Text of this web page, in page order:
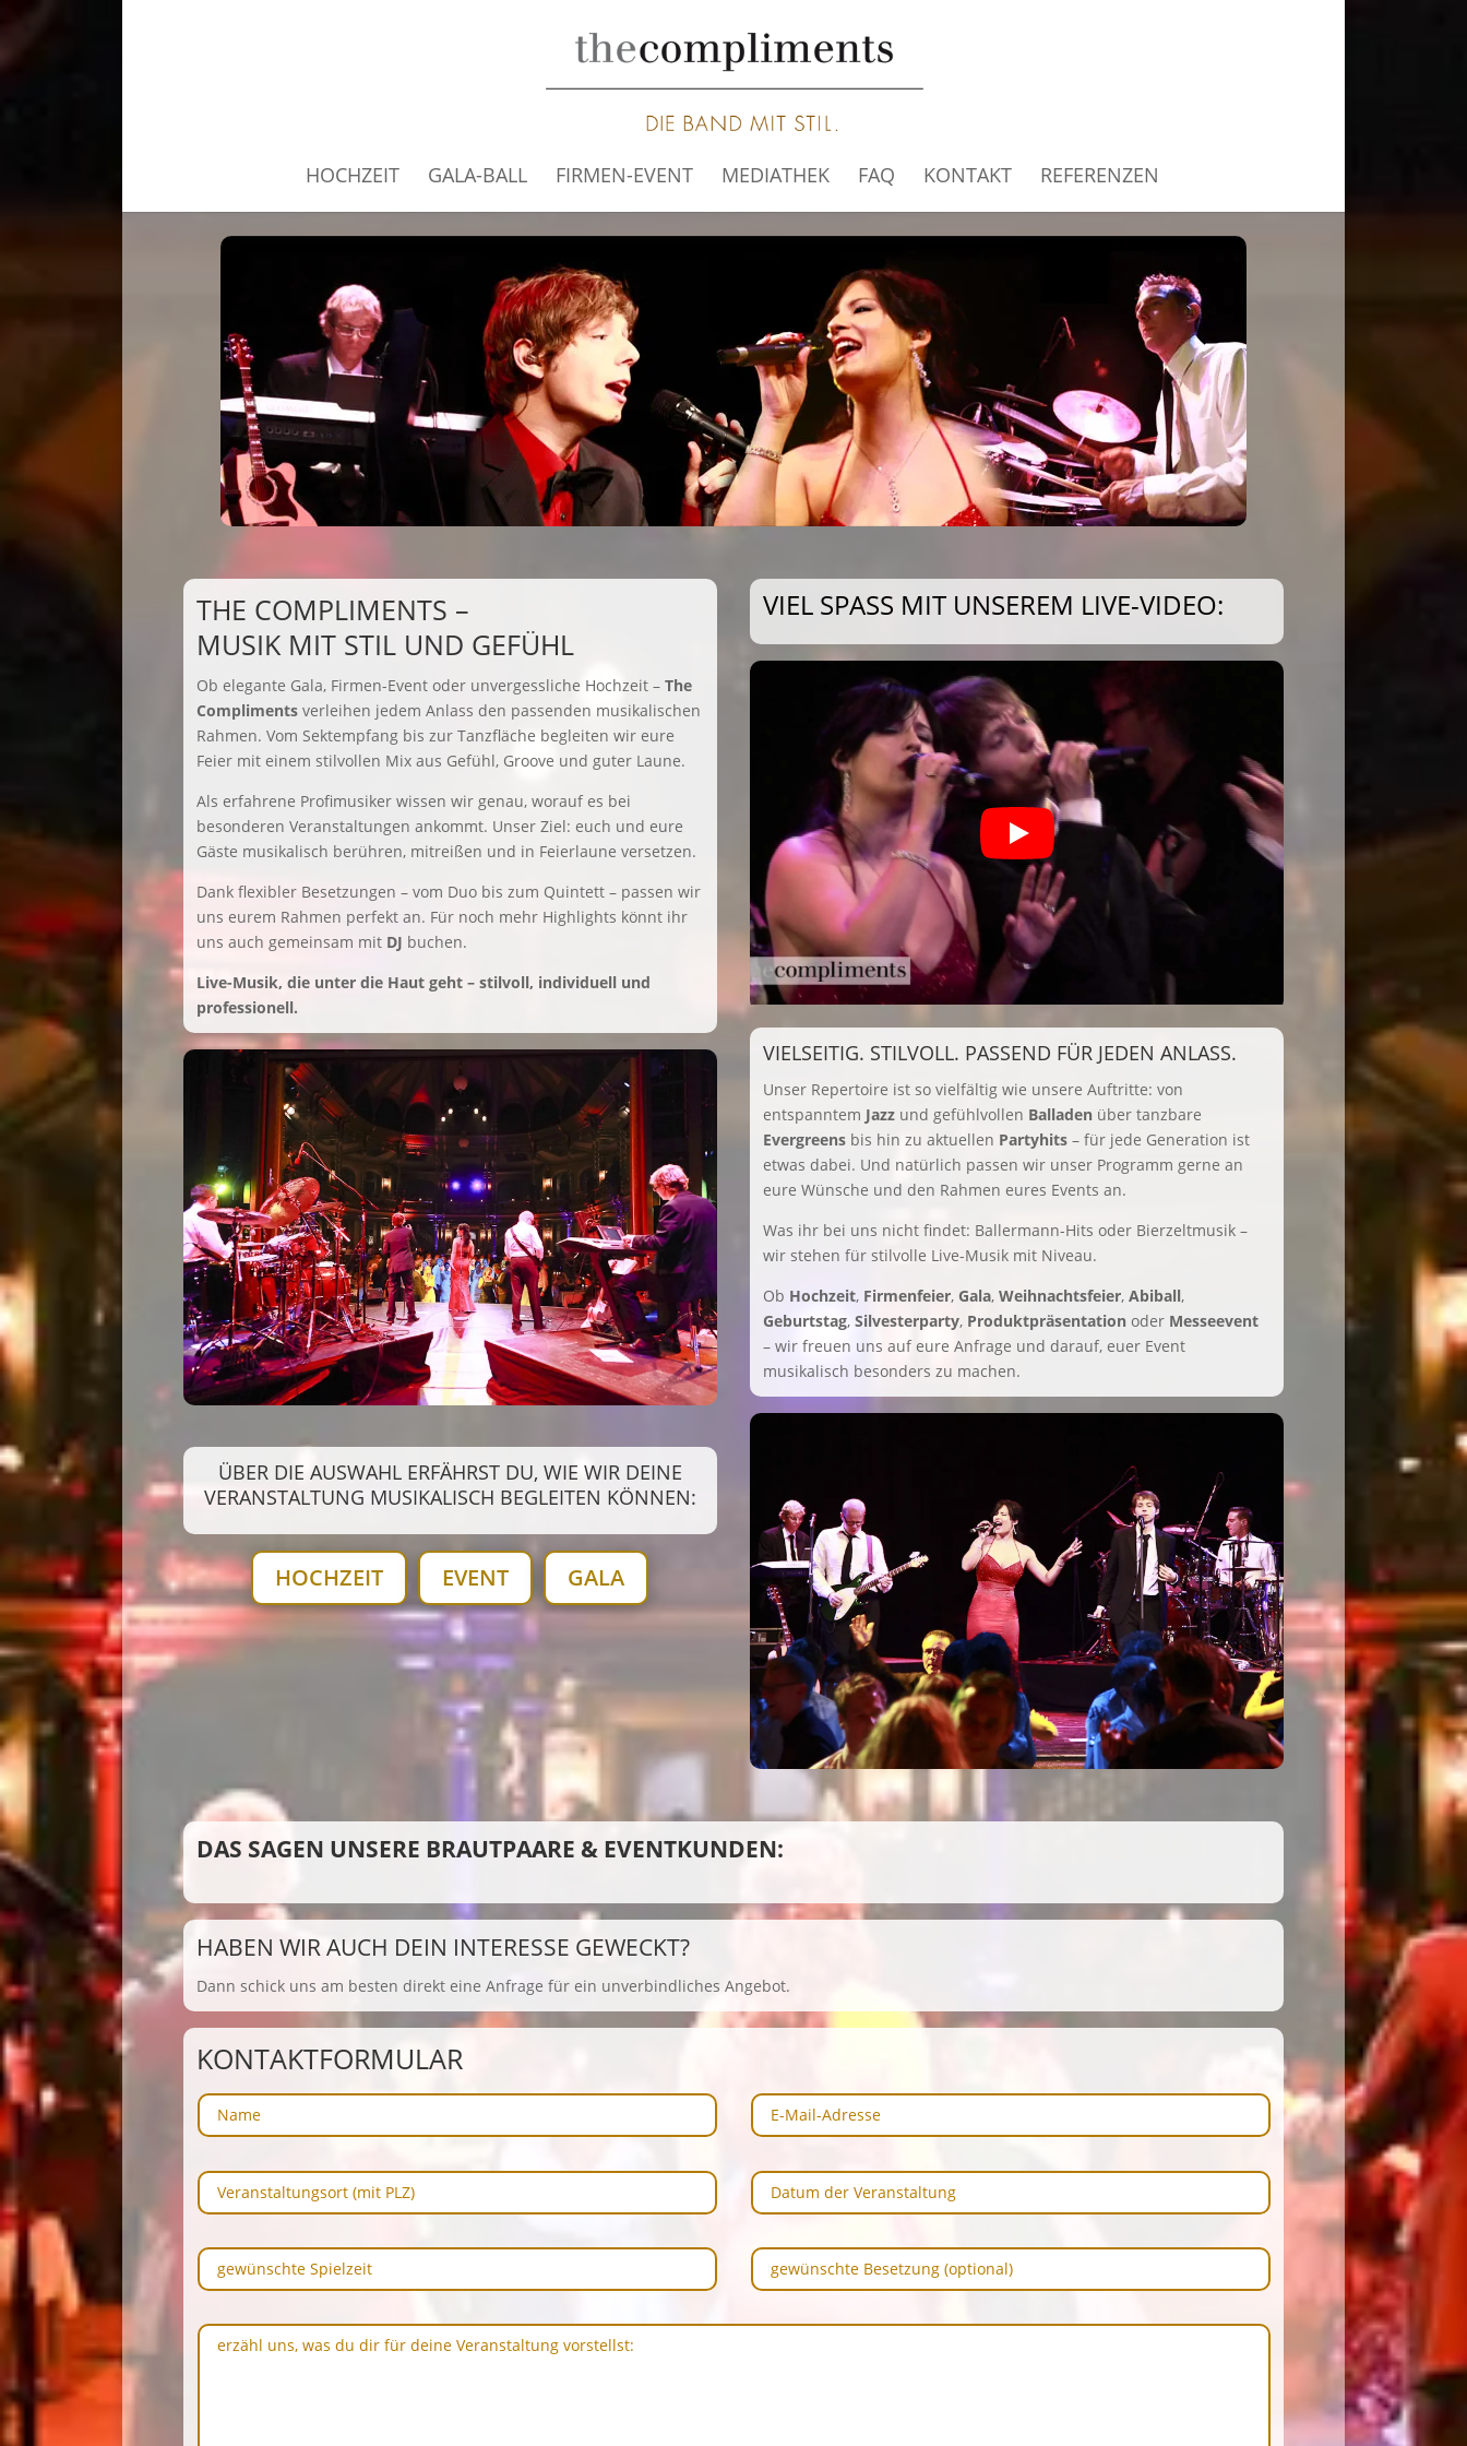
HOCHZEIT GALA-BALL FIRMEN-EVENT MEDIATHEK FAQ KONTAKT REFERENZEN
THE COMPLIMENTS –
MUSIK MIT STIL UND GEFÜHL
Ob elegante Gala, Firmen-Event oder unvergessliche Hochzeit – The
Compliments verleihen jedem Anlass den passenden musikalischen
Rahmen. Vom Sektempfang bis zur Tanzfläche begleiten wir eure
Feier mit einem stilvollen Mix aus Gefühl, Groove und guter Laune.
Als erfahrene Profimusiker wissen wir genau, worauf es bei
besonderen Veranstaltungen ankommt. Unser Ziel: euch und eure
Gäste musikalisch berühren, mitreißen und in Feierlaune versetzen.
Dank flexibler Besetzungen – vom Duo bis zum Quintett – passen wir
uns eurem Rahmen perfekt an. Für noch mehr Highlights könnt ihr
uns auch gemeinsam mit DJ buchen.
Live-Musik, die unter die Haut geht – stilvoll, individuell und
professionell.
ÜBER DIE AUSWAHL ERFÄHRST DU, WIE WIR DEINE
VERANSTALTUNG MUSIKALISCH BEGLEITEN KÖNNEN:
HOCHZEIT EVENT GALA
VIEL SPASS MIT UNSEREM LIVE-VIDEO:
VIELSEITIG. STILVOLL. PASSEND FÜR JEDEN ANLASS.
Unser Repertoire ist so vielfältig wie unsere Auftritte: von
entspanntem Jazz und gefühlvollen Balladen über tanzbare
Evergreens bis hin zu aktuellen Partyhits – für jede Generation ist
etwas dabei. Und natürlich passen wir unser Programm gerne an
eure Wünsche und den Rahmen eures Events an.
Was ihr bei uns nicht findet: Ballermann-Hits oder Bierzeltmusik –
wir stehen für stilvolle Live-Musik mit Niveau.
Ob Hochzeit, Firmenfeier, Gala,Weihnachtsfeier,Abiball,
Geburtstag,Silvesterparty, Produktpräsentation oder Messeevent
– wir freuen uns auf eure Anfrage und darauf, euer Event
musikalisch besonders zu machen.
DAS SAGEN UNSERE BRAUTPAARE & EVENTKUNDEN:
HABEN WIR AUCH DEIN INTERESSE GEWECKT?
Dann schick uns am besten direkt eine Anfrage für ein unverbindliches Angebot.
KONTAKTFORMULAR
Name
E-
Mail-
Adresse
Veranstaltungsort
(mit
PLZ)
Datum
der
Veranstaltung
gewünschte
Spielzeit
gewünschte
Besetzung
(optional)
erzähl
uns,